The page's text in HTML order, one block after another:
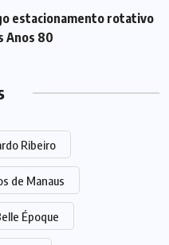
estacionamento rotativo
Anos 80
Ribeiro
de Manaus
Époque